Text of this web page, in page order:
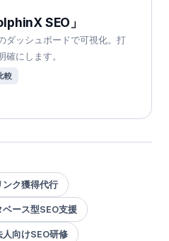
SEO」
ダッシュボードで可視化。打
にします。
較
ンク獲得代行
ベース型SEO支援
人向けSEO研修